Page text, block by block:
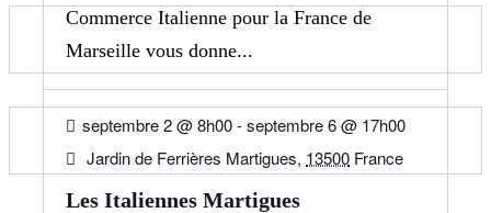
Commerce Italienne pour la France de
Marseille vous donne...
SEP
septembre 2 @ 8h00-septembre 6 @ 17h00
Jardin de Ferrières Martigues, 13500 France
Les Italiennes Martigues